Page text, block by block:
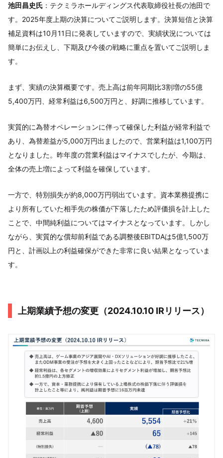
池田昌史氏 ：テクミラホールディングス代表取締役社長の池田で
す。2025年度上期の決算についてご説明します。決算短信と決算
補足資料は10月11日に発表していますので、実績状況については
簡単にお伝えし、下期及び今後の戦略に重点を置いてご説明しま
す。
まず、実績の決算概要です。売上高は前年同期比3割増の55億
5,400万円、経常利益は6,500万円と、好調に推移しています。
実質的に為替オペレーションに伴って確保した利益が経常利益で
あり、為替差益が5,000万円出ましたので、営業利益は1,100万円
となりました。昨年度の営業利益はマイナスでしたが、今期は、
全体の売上増によって利益を確保しています。
一方で、特別損失が約8,000万円弱出ています。資本業務提携に
より所有していた相手先の株価が下落したため評価損を計上した
ことで、中間純利益についてはマイナスとなっています。しかし
ながら、実質的な償却前利益である調整後EBITDAは5億1,500万
円と、計画以上の利益確保ができた非常に良い結果となっていま
す。
上期業績予想の変更（2024.10.10 IRリリース）